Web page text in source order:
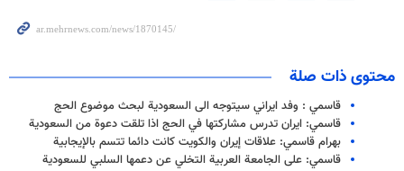
محتوى ذات صلة
قاسمي : وفد ايراني سيتوجه الى السعودية لبحث موضوع الحج
قاسمي: ايران تدرس مشاركتها في الحج اذا تلقت دعوة من السعودية
بهرام قاسمي: علاقات إيران والكويت كانت دائما تتسم بالإيجابية
قاسمي: على الجامعة العربية التخلي عن دعمها السلبي للسعودية